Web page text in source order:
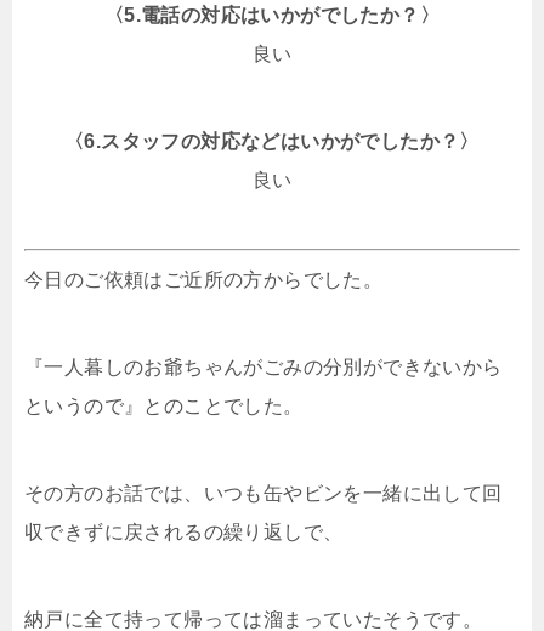
〈5.電話の対応はいかがでしたか？〉
良い
〈6.スタッフの対応などはいかがでしたか？〉
良い
今日のご依頼はご近所の方からでした。
『一人暮しのお爺ちゃんがごみの分別ができないから
というので』とのことでした。
その方のお話では、いつも缶やビンを一緒に出して回
収できずに戻されるの繰り返しで、
納戸に全て持って帰っては溜まっていたそうです。